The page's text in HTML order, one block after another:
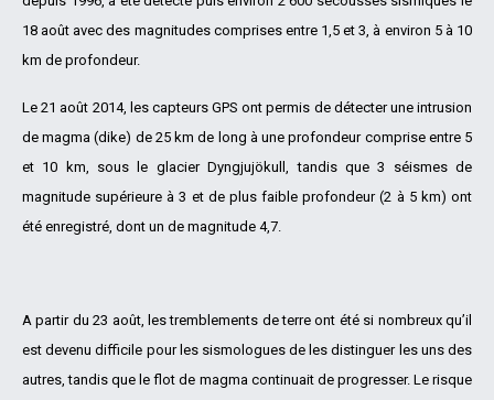
18 août avec des magnitudes comprises entre 1,5 et 3, à environ 5 à 10
km de profondeur.
Le 21 août 2014, les capteurs GPS ont permis de détecter une intrusion
de magma (dike) de 25 km de long à une profondeur comprise entre 5
et 10 km, sous le glacier Dyngjujökull, tandis que 3 séismes de
magnitude supérieure à 3 et de plus faible profondeur (2 à 5 km) ont
été enregistré, dont un de magnitude 4,7.
A partir du 23 août, les tremblements de terre ont été si nombreux qu’il
est devenu difficile pour les sismologues de les distinguer les uns des
autres, tandis que le flot de magma continuait de progresser. Le risque